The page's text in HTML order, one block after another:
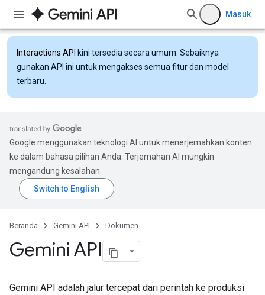
Masuk
Interactions API kini tersedia secara umum. Sebaiknya
gunakan API ini untuk mengakses semua fitur dan model
terbaru.
Google menggunakan teknologi AI untuk menerjemahkan konten
ke dalam bahasa pilihan Anda. Terjemahan AI mungkin
mengandung kesalahan.
Beranda Gemini API Dokumen
Gemini API
Gemini API adalah jalur tercepat dari perintah ke produksi